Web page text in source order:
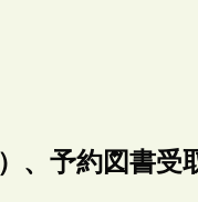
、予約図書